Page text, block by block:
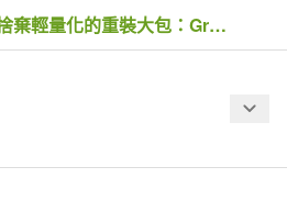
【裝備】讓我甘願捨棄輕量化的重裝大包：Gregory Baltoro & Deva